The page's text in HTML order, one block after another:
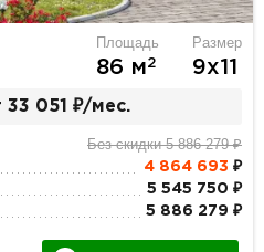
Площадь
86 м2
Размер
9х11
33 051 ₽/мес.
Без скидки 5 886 279 ₽
4 864 693 ₽
5 545 750 ₽
5 886 279 ₽